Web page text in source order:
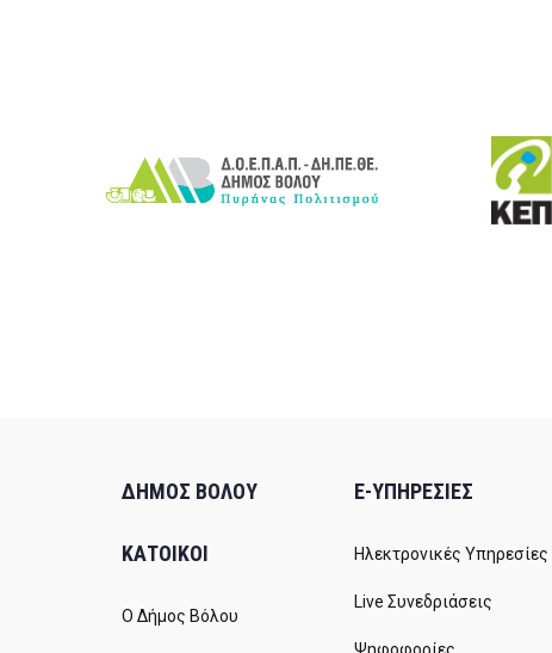
ΔΗΜΟΣ ΒΟΛΟΥ
ΚΑΤΟΙΚΟΙ
Ο Δήμος Βόλου
E-ΥΠΗΡΕΣΙΕΣ
Ηλεκτρονικές Υπηρεσίες
Live Συνεδριάσεις
Ψηφοφορίες